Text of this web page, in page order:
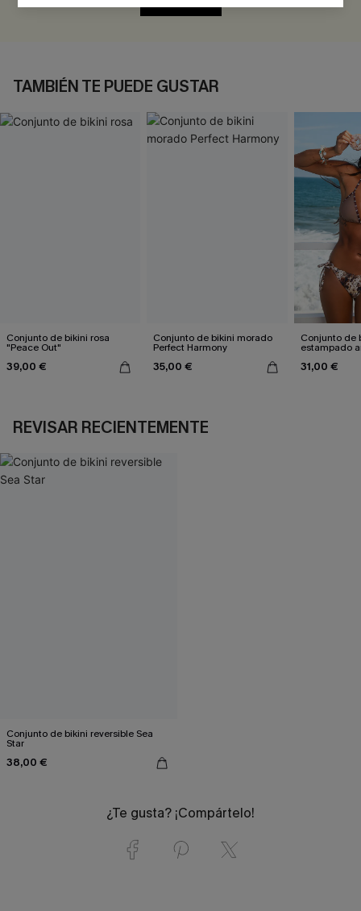
TAMBIÉN TE PUEDE GUSTAR
Conjunto de bikini rosa
"Peace Out"
39,00 €
Conjunto de bikini morado
Perfect Harmony
35,00 €
Conjunto de
estampado
31,00 €
REVISAR RECIENTEMENTE
Conjunto de bikini reversible Sea
Star
38,00 €
¿Te gusta? ¡Compártelo!